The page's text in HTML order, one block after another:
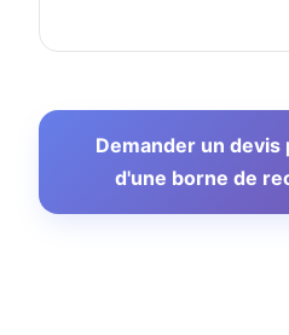
Demander un devis
d'une borne de